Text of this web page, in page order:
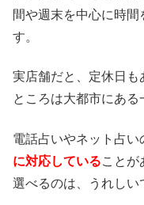
間や週末を中心に時間
す。
実店舗だと、定休日も
ところは大都市にある
電話占いやネット占い
に対応していることが
選べるのは、うれしい